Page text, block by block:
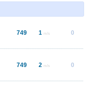
749 1 m/s 0
749 2 m/s 0